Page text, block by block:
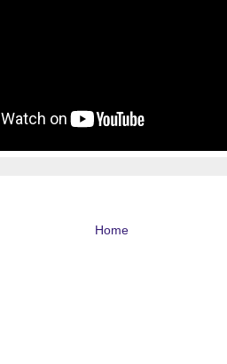
Home